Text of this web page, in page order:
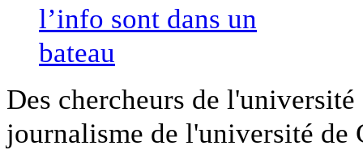
Des chercheurs de
journalisme de l'université